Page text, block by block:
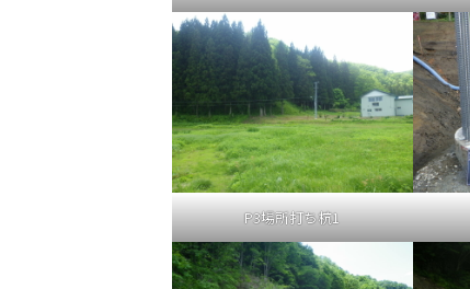
P3場所打ち杭1